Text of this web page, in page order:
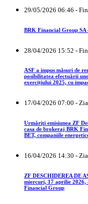
29/05/2026 06:46 -
BRK Financial Group
28/04/2026 15:52 -
ASF a impus măsuri de
posibilitatea efectuării
exercițiului 2025, cu
17/04/2026 07:00 -
Urmăriţi emisiunea ZF
casa de brokeraj BRK
BET, companiile
16/04/2026 14:30 -
ZF DESCHIDEREA DE
miercuri, 17 aprilie 2026,
Financial Group